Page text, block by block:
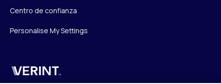
Centro de confianza
Personalise My Settings
Verint